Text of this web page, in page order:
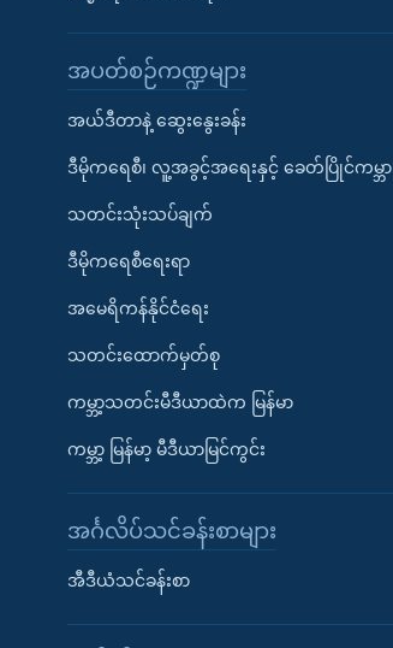
အပတ်စဉ်ကဏ္ဍများ
အယ်ဒီတာနဲ့ ဆွေးနွေးခန်း
ဒီမိုကရေစီ၊ လူ့အခွင့်အရေးနှင့် ခေတ်ပြိုင်ကမ္ဘာ
သတင်းသုံးသပ်ချက်
ဒီမိုကရေစီရေးရာ
အမေရိကန်နိုင်ငံရေး
သတင်းထောက်မှတ်စု
ကမ္ဘာ့သတင်းမီဒီယာထဲက မြန်မာ
ကမ္ဘာ့ မြန်မာ့ မီဒီယာမြင်ကွင်း
အင်္ဂလိပ်သင်ခန်းစာများ
အီဒီယံသင်ခန်းစာ